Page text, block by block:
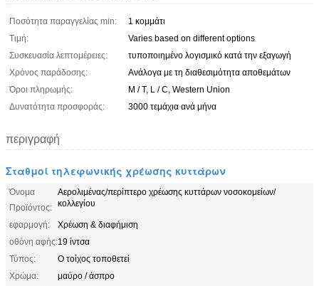
Ποσότητα παραγγελίας min:
1 κομμάτι
Τιμή:
Varies based on different options
Συσκευασία λεπτομέρειες:
τυποποιημένο λογισμικό κατά την εξαγωγή
Χρόνος παράδοσης:
Ανάλογα με τη διαθεσιμότητα αποθεμάτων
Όροι πληρωμής:
Μ / Τ, L / C, Western Union
Δυνατότητα προσφοράς:
3000 τεμάχια ανά μήνα
περιγραφή
Σταθμοί τηλεφωνικής χρέωσης κυττάρων
Όνομα
Προϊόντος:
Αερολιμένας/περίπτερο χρέωσης κυττάρων νοσοκομείων/
κολλεγίου
εφαρμογή:
Χρέωση & διαφήμιση
οθόνη αφής:19 ίντσα
Τύπος:
Ο τοίχος τοποθετεί
Χρώμα:
μαύρο / άσπρο